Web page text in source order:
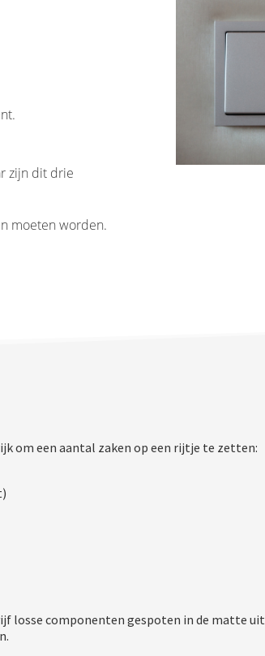
zijn dit drie
moeten worden.
om een aantal zaken op een rijtje te zetten:
losse componenten gespoten in de matte